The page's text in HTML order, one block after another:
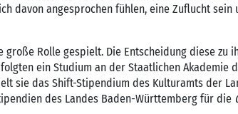
davon angesprochen fühlen, eine Zuflucht sein
Rolle gespielt. Die Entscheidung diese zu
ein Studium an der Staatlichen Akademie
sie das Shift-Stipendium des Kulturamts der
des Landes Baden-Württemberg für die